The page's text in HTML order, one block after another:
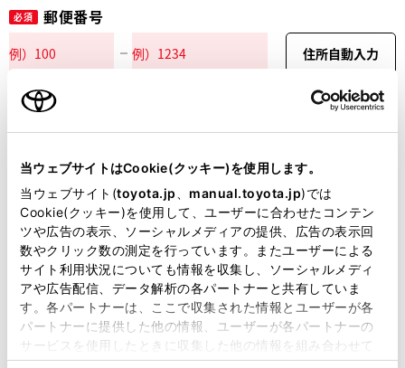
当ウェブサイトはCookie(クッキー)を使用します。
当ウェブサイト(toyota.jp manual.toyota.jp)では
Cookie(クッキー)を使用して、ユーザーに合わせたコンテン
ツや広告の表示、ソーシャルメディアの提供、広告の表示回
数やクリック数の測定を行っています。またユーザーによる
サイト利用状況についても情報を収集し、ソーシャルメディ
アや広告配信、データ解析の各パートナーと共有していま
す。各パートナーは、ここで収集された情報とユーザーが各
パートナーに提供した他の情報、ユーザーが各パートナーの
サービスを使用したときに収集した他の情報を組み合わせて
使用することがあります。当ウェブサイトの使用を続行する
必須 郵便番号
住所自動入力
必須 都道府県
必須 市区町村名
必須 丁目番地